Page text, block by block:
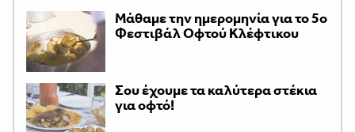
Μάθαμε την ημερομηνία για το 5ο
Φεστιβάλ Οφτού Κλέφτικου
Σου έχουμε τα καλύτερα στέκια
για οφτό!